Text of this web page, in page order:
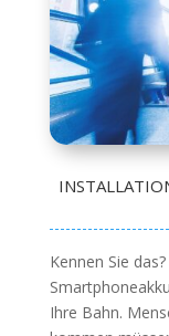
Kennen Sie
Ihre Bahn.